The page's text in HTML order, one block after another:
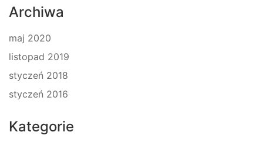
Archiwa
maj 2020
listopad 2019
styczeń 2018
styczeń 2016
Kategorie